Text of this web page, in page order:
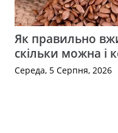
Як правильно
скільки можна і
Середа, 5 Серпня, 2026